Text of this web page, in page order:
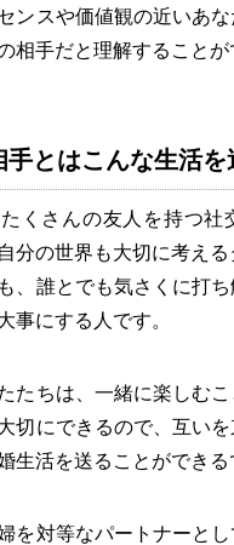
ンスや価値観の近いあ
相手だと理解することが
手とはこんな生活を
くさんの友人を持つ社
分の世界も大切に考える
、誰とでも気さくに打
事にする人です。
たちは、一緒に楽しむ
切にできるので、互い
生活を送ることができる
を対等なパートナーと